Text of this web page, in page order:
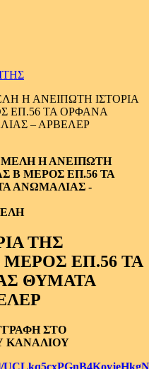
Η ΑΝΕΙΠΩΤΗ ΙΣΤΟΡΙΑ
ΕΠ.56 ΤΑ ΟΡΦΑΝΑ
– ΑΡΒΕΛΕΡ
ΤΗΣ
ΕΠ.56 ΤΑ
ΘΥΜΑΤΑ
ΣΤΟ
ΚΑΝΑΛΙΟΥ